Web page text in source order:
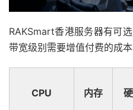
RAKSmart香港服务器有可
带宽级别需要增值付费的成本
CPU 内存